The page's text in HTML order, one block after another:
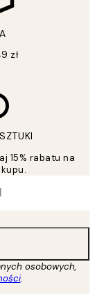
zł
15% rabatu na
osobowych,
.